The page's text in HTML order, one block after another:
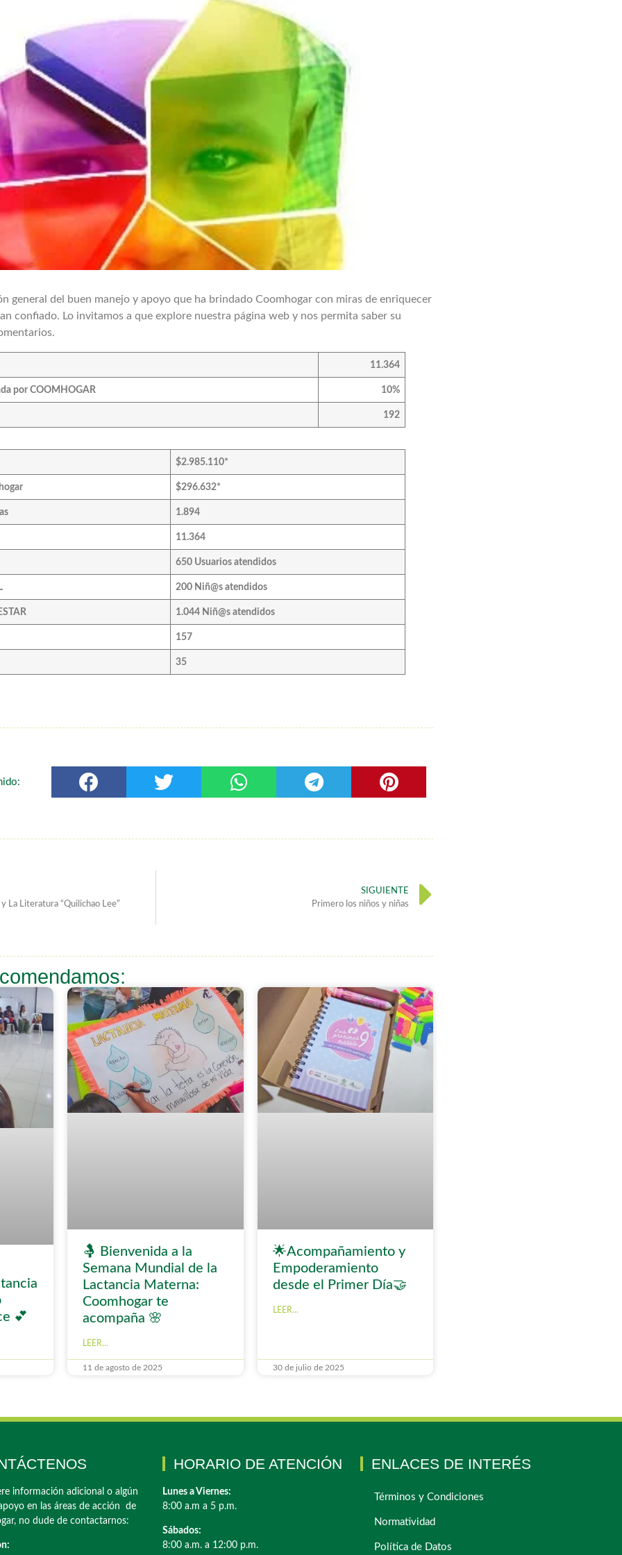
general del buen manejo y apoyo que ha brindado Coomhogar con miras de enriquecer
confiado. Lo invitamos a que explore nuestra página web y nos permita saber su
11.364
por COOMHOGAR 10%
192
$2.985.110*
$296.632*
1.894
11.364
650 Usuarios atendidos
200 Niñ@s atendidos
1.044 Niñ@s atendidos
157
35
La Literatura “Quilichao Lee”
SIGUIENTE
Primero los niños y niñas
💕
🤱 Bienvenida a la
Semana Mundial de la
Lactancia Materna:
Coomhogar te
acompaña 🌸
LEER...
11 de agosto de 2025
🌟Acompañamiento y
Empoderamiento
desde el Primer Día🤝
LEER...
30 de julio de 2025
información adicional o algún
en las áreas de acción de
no dude de contactarnos:
HORARIO DE ATENCIÓN
Lunes a Viernes:
8:00 a.m a 5 p.m.
Sábados:
8:00 a.m. a 12:00 p.m.
ENLACES DE INTERÉS
Términos y Condiciones
Normatividad
Política de Datos